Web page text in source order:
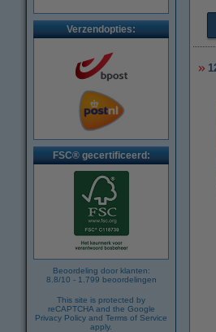
Verzendopties:
FSC® gecertificeerd:
Beoordeling door klanten:
8.8/10 - 1.799 beoordelingen
This site is protected by
reCAPTCHA and the Google
Privacy Policy and Terms of Service
apply.